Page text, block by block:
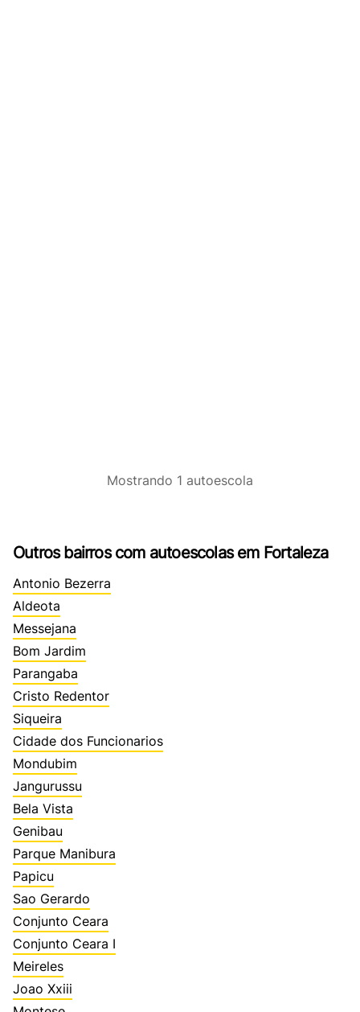
Outros bairros com autoescolas em Fortaleza
Antonio Bezerra
Aldeota
Messejana
Bom Jardim
Parangaba
Cristo Redentor
Siqueira
Cidade dos Funcionarios
Mondubim
Jangurussu
Bela Vista
Genibau
Parque Manibura
Papicu
Sao Gerardo
Conjunto Ceara
Conjunto Ceara I
Meireles
Joao Xxiii
Mostrando 1 autoescola